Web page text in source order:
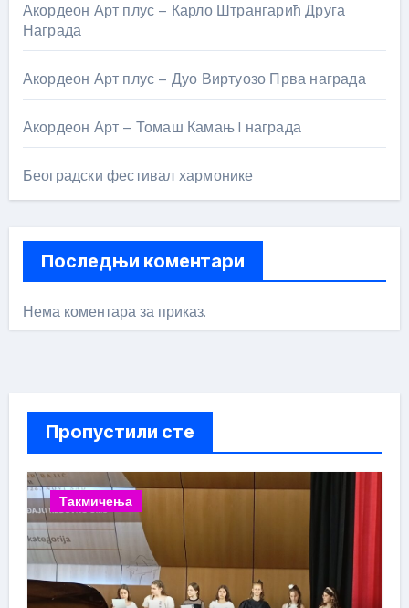
Акордеон Арт плус – Карло Штрангарић Друга
Награда
Акордеон Арт плус – Дуо Виртуозо Прва награда
Акордеон Арт – Томаш Камањ I награда
Београдски фестивал хармонике
Последњи коментари
Нема коментара за приказ.
Пропустили сте
Такмичења